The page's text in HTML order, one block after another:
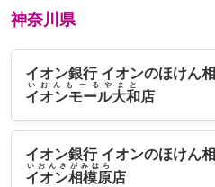
神奈川県
イオン銀行 イオンのほけん
イオンモール大和
いおんもーるやまと
店
イオン銀行 イオンのほけん
イオン相模原
いおんさがみはら
店